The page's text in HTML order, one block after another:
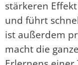
stärkeren
und führt
ist außerdem
macht die